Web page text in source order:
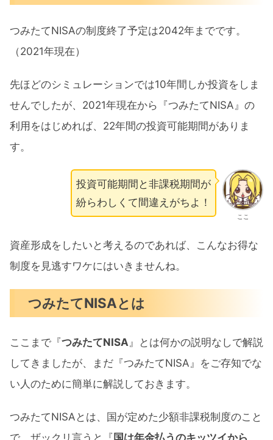
つみたてNISAの制度終了予定は2042年までです。
（2021年現在）
先ほどのシミュレーションでは10年間しか投資をしま
せんでしたが、2021年現在から『つみたてNISA』の
利用をはじめれば、22年間の投資可能期間がありま
す。
ここ
投資可能期間と非課税期間が
紛らわしくて間違えがちよ！
資産形成をしたいと考えるのであれば、こんなお得な
制度を見逃すワケにはいきませんね。
つみたてNISAとは
ここまで『つみたてNISA 』とは何かの説明なしで解説
してきましたが、まだ『つみたてNISA』をご存知でな
い人のために簡単に解説しておきます。
つみたてNISAとは、国が定めた少額非課税制度のこと